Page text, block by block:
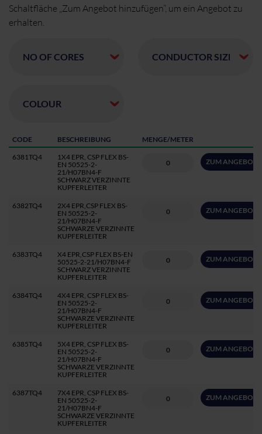
Schaltfläche „Zum Angebot hinzufügen”, um ein Angebot zu
erhalten.
CODE BESCHREIBUNG
MENGE/METER
6381TQ4
1X4 EPR, CSP FLEX BS-
EN 50525-2-
21/H07BN4-F
SCHWARZ VERZINNTE
KUPFERLEITER
ZUM ANGEBOT
6382TQ4
2X4 EPR,CSP FLEX BS-
EN 50525-2-
21/H07BN4-F
SCHWARZE VERZINNTE
KUPFERLEITER
ZUM ANGEBOT
6383TQ4
X4 EPR,CSP FLEX BS-EN
50525-2-21/H07BN4-F
SCHWARZ VERZINNTE
KUPFERLEITER
ZUM ANGEBOT
6384TQ4
4X4 EPR, CSP FLEX BS-
EN 50525-2-
21/H07BN4-F
SCHWARZE VERZINNTE
KUPFERLEITER
ZUM ANGEBOT
6385TQ4
5X4 EPR, CSP FLEX BS-
EN 50525-2-
21/H07BN4-F
SCHWARZE VERZINNTE
KUPFERLEITER
ZUM ANGEBOT
6387TQ4
7X4 EPR, CSP FLEX BS-
EN 50525-2-
21/H07BN4-F
SCHWARZE VERZINNTE
KUPFERLEITER
ZUM ANGEBOT